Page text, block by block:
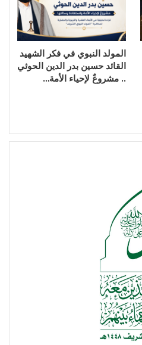
المولد النبوي في فكر الشهيد
القائد حسين بدر الدين الحوثي
.. مشروعٌ لإحياء الأمة…